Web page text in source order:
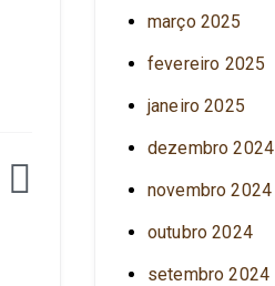
março 2025
fevereiro 2025
janeiro 2025
dezembro 2024
novembro 2024
outubro 2024
setembro 2024